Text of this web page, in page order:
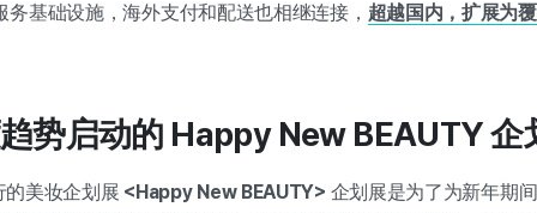
基础设施，海外支付和配送也相继连接， 超越国内，扩展为
势启动的 Happy New BEAUTY 企
美妆企划展 <Happy New BEAUTY> 企划展是为了为新年期